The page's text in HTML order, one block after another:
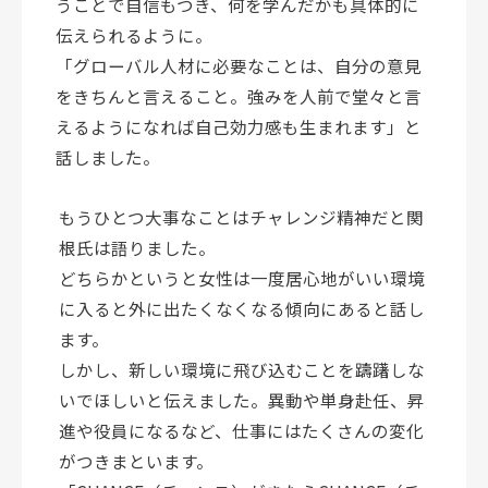
伝えられるように。
「グローバル人材に必要なことは、自分の意見
をきちんと言えること。強みを人前で堂々と言
えるようになれば自己効力感も生まれます」と
話しました。
もうひとつ大事なことはチャレンジ精神だと関
根氏は語りました。
どちらかというと女性は一度居心地がいい環境
に入ると外に出たくなくなる傾向にあると話し
ます。
しかし、新しい環境に飛び込むことを躊躇しな
いでほしいと伝えました。異動や単身赴任、昇
進や役員になるなど、仕事にはたくさんの変化
がつきまといます。